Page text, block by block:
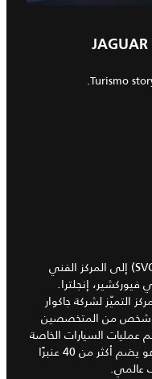
JAGUAR
يستند قسم عمليات السيارات الخاصة (SVO) إلى المركز الفني
إسترليني فيوركشير، إنجلترا.
التميّز لشركة جاكوار
لاند روڤر، كما أنها مقر لفريق يضم 200 شخص من المتخصصين
السيارات الخاصة
(SVO) على مساحة 20000 متر مربع، وهو يضم أكثر من 40 عنبرًا
عالمي.